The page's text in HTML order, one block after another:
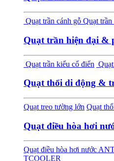
Quạt trần cánh gỗ Quạt trần
Quạt trần hiện đại &
Quạt trần kiểu cổ điển
Quạt thổi di động &
Quạt treo tường lớn Quạt
Quạt điều hòa hơi
Quạt điều hòa hơi nước
TCOOLER